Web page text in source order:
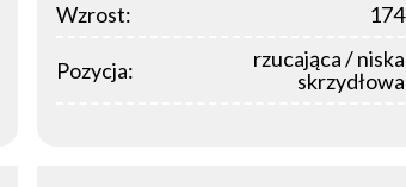
Wzrost:
174
Pozycja:
rzucająca / niska
skrzydłowa